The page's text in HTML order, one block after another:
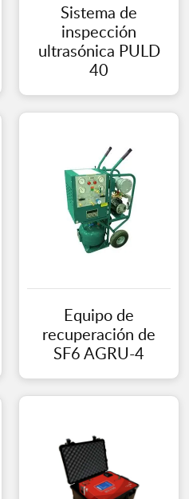
Sistema de
inspección
ultrasónica PULD
40
Equipo de
recuperación de
SF6 AGRU-4